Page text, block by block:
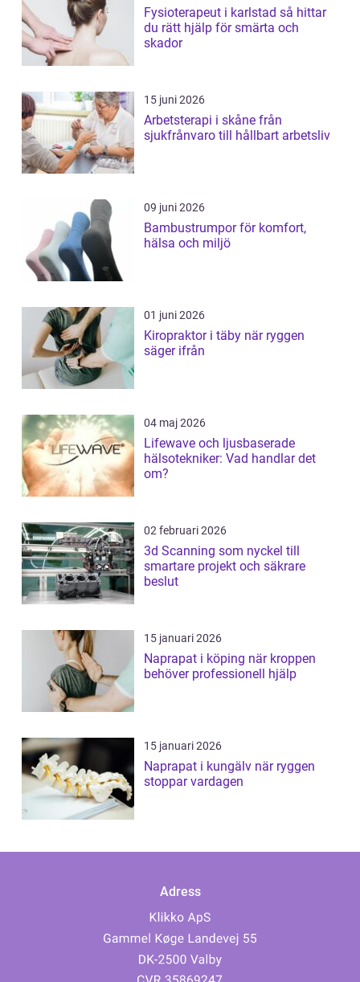
Fysioterapeut i karlstad så hittar
du rätt hjälp för smärta och
skador
15 juni 2026
Arbetsterapi i skåne från
sjukfrånvaro till hållbart arbetsliv
09 juni 2026
Bambustrumpor för komfort,
hälsa och miljö
01 juni 2026
Kiropraktor i täby när ryggen
säger ifrån
04 maj 2026
Lifewave och ljusbaserade
hälsotekniker: Vad handlar det
om?
02 februari 2026
3d Scanning som nyckel till
smartare projekt och säkrare
beslut
15 januari 2026
Naprapat i köping när kroppen
behöver professionell hjälp
15 januari 2026
Naprapat i kungälv när ryggen
stoppar vardagen
Adress